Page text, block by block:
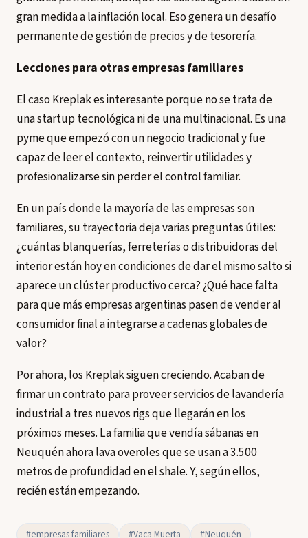
gran medida a la inflación local. Eso genera un desafío
permanente de gestión de precios y de tesorería.
Lecciones para otras empresas familiares
El caso Kreplak es interesante porque no se trata de
una startup tecnológica ni de una multinacional. Es una
pyme que empezó con un negocio tradicional y fue
capaz de leer el contexto, reinvertir utilidades y
profesionalizarse sin perder el control familiar.
En un país donde la mayoría de las empresas son
familiares, su trayectoria deja varias preguntas útiles:
¿cuántas blanquerías, ferreterías o distribuidoras del
interior están hoy en condiciones de dar el mismo salto si
aparece un clúster productivo cerca? ¿Qué hace falta
para que más empresas argentinas pasen de vender al
consumidor final a integrarse a cadenas globales de
valor?
Por ahora, los Kreplak siguen creciendo. Acaban de
firmar un contrato para proveer servicios de lavandería
industrial a tres nuevos rigs que llegarán en los
próximos meses. La familia que vendía sábanas en
Neuquén ahora lava overoles que se usan a 3.500
metros de profundidad en el shale. Y, según ellos,
recién están empezando.
#empresas familiares #Vaca Muerta
#Neuquén